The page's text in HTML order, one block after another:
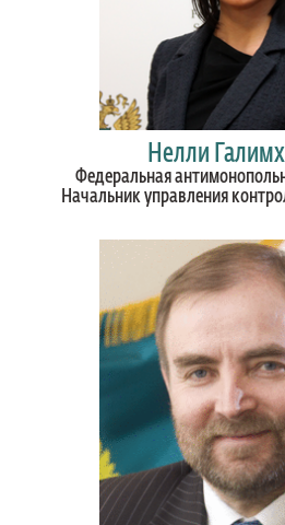
Нелли
Федеральная
Начальник управления